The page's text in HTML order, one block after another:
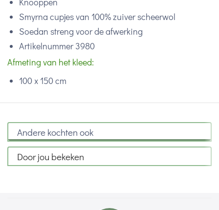
Smyrna cupjes van 100% zuiver scheerwol
Soedan streng voor de afwerking
Artikelnummer 3980
Afmeting van het kleed:
100 x 150 cm
Andere kochten ook
Door jou bekeken